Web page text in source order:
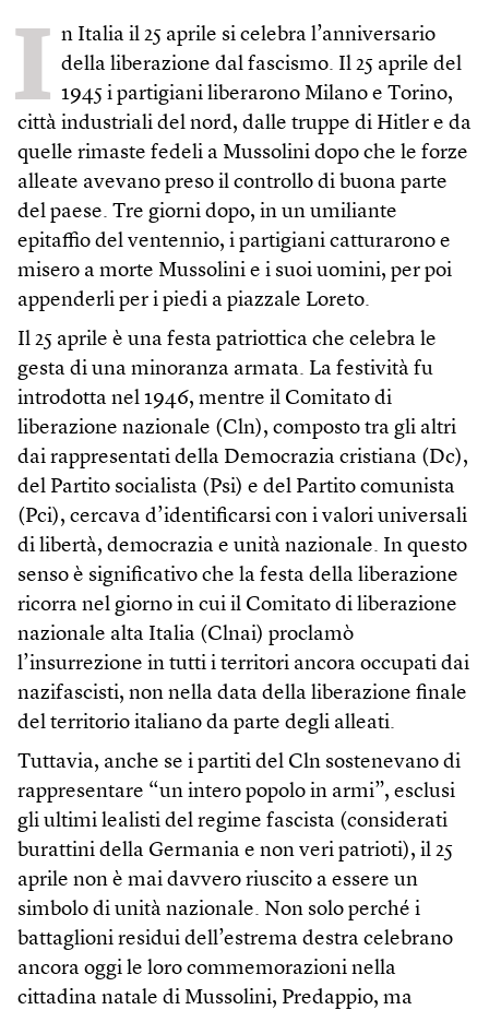
I n Italia il 25 aprile si celebra l’anniversario
della liberazione dal fascismo. Il 25 aprile del
1945 i partigiani liberarono Milano e Torino,
città industriali del nord, dalle truppe di Hitler e da
quelle rimaste fedeli a Mussolini dopo che le forze
alleate avevano preso il controllo di buona parte
del paese. Tre giorni dopo, in un umiliante
epitaffio del ventennio, i partigiani catturarono e
misero a morte Mussolini e i suoi uomini, per poi
appenderli per i piedi a piazzale Loreto.
Il 25 aprile è una festa patriottica che celebra le
gesta di una minoranza armata. La festività fu
introdotta nel 1946, mentre il Comitato di
liberazione nazionale (Cln), composto tra gli altri
dai rappresentati della Democrazia cristiana (Dc),
del Partito socialista (Psi) e del Partito comunista
(Pci), cercava d’identificarsi con i valori universali
di libertà, democrazia e unità nazionale. In questo
senso è significativo che la festa della liberazione
ricorra nel giorno in cui il Comitato di liberazione
nazionale alta Italia (Clnai) proclamò
l’insurrezione in tutti i territori ancora occupati dai
nazifascisti, non nella data della liberazione finale
del territorio italiano da parte degli alleati.
Tuttavia, anche se i partiti del Cln sostenevano di
rappresentare “un intero popolo in armi”, esclusi
gli ultimi lealisti del regime fascista (considerati
burattini della Germania e non veri patrioti), il 25
aprile non è mai davvero riuscito a essere un
simbolo di unità nazionale. Non solo perché i
battaglioni residui dell’estrema destra celebrano
ancora oggi le loro commemorazioni nella
cittadina natale di Mussolini, Predappio, ma